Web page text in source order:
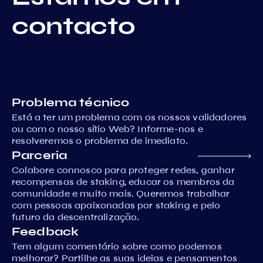
contacto
Problema técnico
Está a ter um problema com os nossos validadores
ou com o nosso sítio Web? Informe-nos e
resolveremos o problema de imediato.
Parceria
Colabore connosco para proteger redes, ganhar
recompensas de staking, educar os membros da
comunidade e muito mais. Queremos trabalhar
com pessoas apaixonadas por staking e pelo
futuro da descentralização.
Feedback
Tem algum comentário sobre como podemos
melhorar? Partilhe as suas ideias e pensamentos